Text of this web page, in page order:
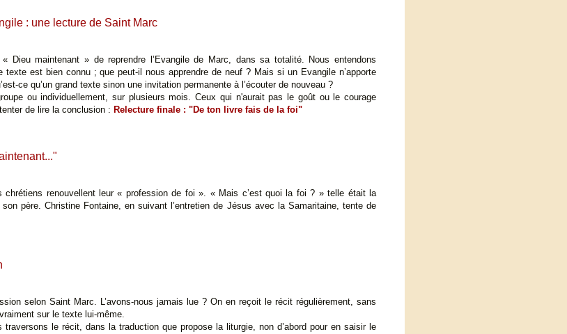
: une lecture de Saint Marc
Dieu maintenant » de reprendre l’Evangile de Marc, dans sa totalité. Nous entendons
texte est bien connu ; que peut-il nous apprendre de neuf ? Mais si un Evangile n’apporte
ce qu’un grand texte sinon une invitation permanente à l’écouter de nouveau ?
ou individuellement, sur plusieurs mois. Ceux qui n'aurait pas le goût ou le courage
de lire la conclusion : Relecture finale : "De ton livre fais de la foi"
chrétiens renouvellent leur « profession de foi ». « Mais c’est quoi la foi ? » telle était la
père. Christine Fontaine, en suivant l’entretien de Jésus avec la Samaritaine, tente de
selon Saint Marc. L’avons-nous jamais lue ? On en reçoit le récit régulièrement, sans
sur le texte lui-même.
le récit, dans la traduction que propose la liturgie, non d’abord pour en saisir le